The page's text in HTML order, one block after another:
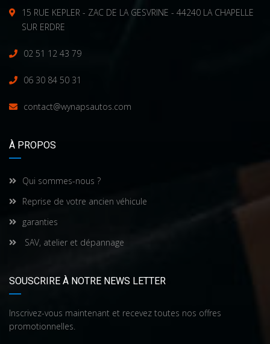
15 RUE KEPLER - ZAC DE LA GESVRINE - 44240 LA CHAPELLE
SUR ERDRE
02 51 12 43 79
06 30 84 50 31
contact@wynapsautos.com
À PROPOS
Qui sommes-nous ?
Reprise de votre ancien véhicule
garanties
SAV, atelier et dépannage
SOUSCRIRE À NOTRE NEWS LETTER
Inscrivez-vous maintenant et recevez toutes nos offres
promotionnelles.